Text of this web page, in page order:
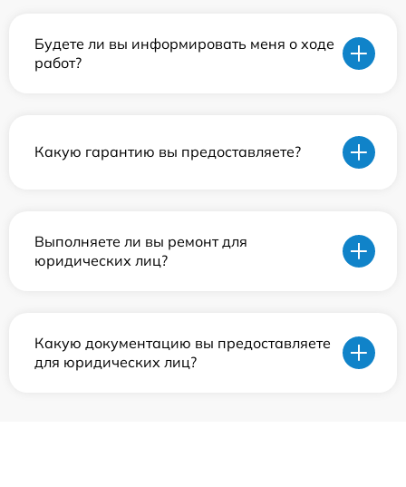
Будете ли вы информировать меня о ходе
работ?
Какую гарантию вы предоставляете?
Выполняете ли вы ремонт для
юридических лиц?
Какую документацию вы предоставляете
для юридических лиц?